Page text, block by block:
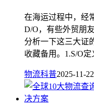
在海运过程中，经
D/O，有些外贸朋
分析一下这三大证
收藏备用。1.S/O定
物流科普2025-11-22